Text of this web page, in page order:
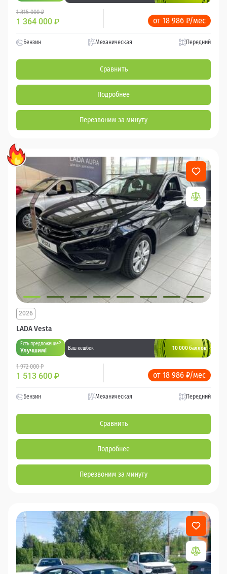
1 815 000 ₽
1 364 000 ₽ от 18 986 ₽/мес
Бензин Механическая Передний
Сравнить
Подробнее
Перезвоним за минуту
LADA Vesta
2026
Есть предложение?
Улучшим! Ваш кешбек 10 000 баллов
1 972 000 ₽
1 513 600 ₽ от 18 986 ₽/мес
Бензин Механическая Передний
Сравнить
Подробнее
Перезвоним за минуту